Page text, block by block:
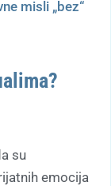
misli „bez“
su
emocija